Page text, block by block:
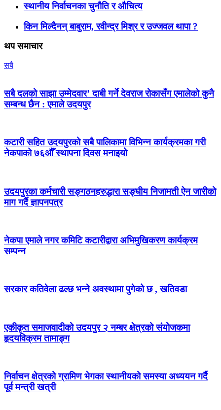
स्थानीय निर्वाचनका चुनौति र औचित्य
किन मिल्दैनन् बाबुराम, रवीन्द्र मिश्र र उज्जवल थापा ?
थप समाचार
सबै
सबै दलको साझा उम्मेदवार’ दाबी गर्ने देवराज रोकासँग एमालेको कुनै
सम्बन्ध छैन : एमाले उदयपुर
कटारी सहित उदयपुरको सबै पालिकामा विभिन्न कार्यक्रमका गरी
नेकपाको ७६औँ स्थापना दिवस मनाइयो
उदयपुरका कर्मचारी सङ्गठनहरुद्धारा सङ्घीय निजामती ऐन जारीको
माग गर्दै ज्ञापनपत्र
नेकपा एमाले नगर कमिटि कटारीद्वारा अभिमुखिकरण कार्यक्रम
सम्पन्न
सरकार कतिवेला ढल्छ भन्ने अवस्थामा पुगेको छ , खतिवडा
एकीकृत समाजवादीको उदयपुर २ नम्बर क्षेत्रको संयोजकमा
हृदयविक्रम तामाङ्ग
निर्वाचन क्षेत्रको ग्रामिण भेगका स्थानीयको समस्या अध्ययन गर्दै
पूर्व मन्त्री खत्री